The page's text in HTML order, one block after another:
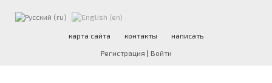
карта сайта контакты написать
Регистрация | Войти
ATLO